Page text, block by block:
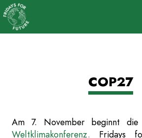
Fridays for
Deutschland
COP27
Am 7. November beginnt
Weltklimakonferenz. Fridays